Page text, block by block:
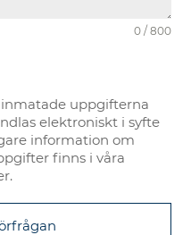
0 / 800
uppgifterna
elektroniskt i syfte
information om
finns i våra